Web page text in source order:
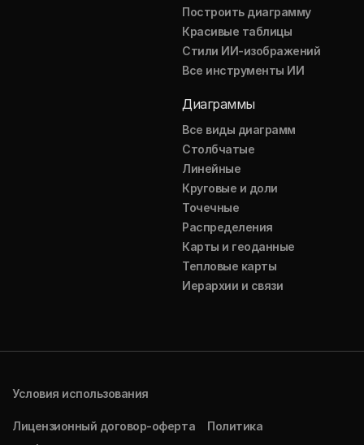
Построить диаграмму
Красивые таблицы
Стили ИИ-изображений
Все инструменты ИИ
Диаграммы
Все виды диаграмм
Столбчатые
Линейные
Круговые и доли
Точечные
Распределения
Карты и геоданные
Тепловые карты
Иерархии и связи
Условия использования
Лицензионный договор-оферта
Политика